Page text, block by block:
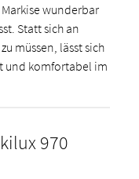
wunderbar
Statt sich an
müssen, lässt sich
und komfortabel im
970